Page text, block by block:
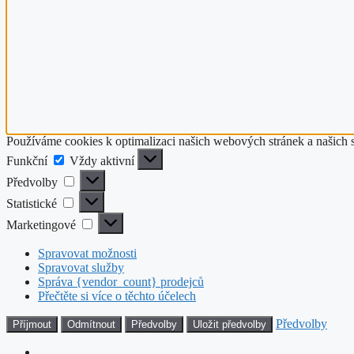
Používáme cookies k optimalizaci našich webových stránek a našich
Funkční
Funkční
Vždy aktivní
Předvolby
Předvolby
Statistické Statistické
Marketingové Marketingové
Spravovat možnosti
Spravovat služby
Správa {vendor_count} prodejců
Přečtěte si více o těchto účelech
Příjmout Odmítnout Předvolby Uložit předvolby Předvolby